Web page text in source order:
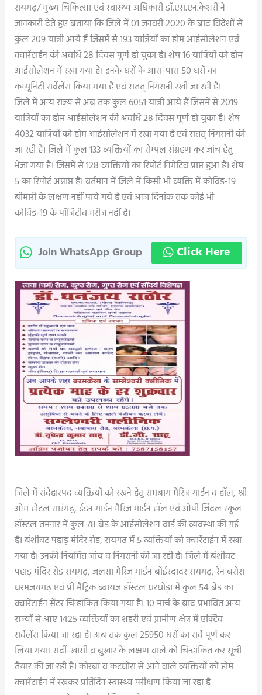
रायगढ़/ मुख्य चिकित्सा एवं स्वास्थ्य अधिकारी डॉ.एस.एन.केशरी ने
जानकारी देते हुए बताया कि जिले में 01 जनवरी 2020 के बाद विदेशों से
कुल 209 यात्री आये हैं जिसमें सेे 193 यात्रियों का होम आईसोलेशन एवं
क्वारेंटाईन की अवधि 28 दिवस पूर्ण हो चुका है। शेष 16 यात्रियों को होम
आईसोलेशन में रखा गया है। इनके घरों के आस-पास 50 घरों का
कम्यूनिटी सर्वेलेंस किया गया है एवं सतत् निगरानी रखी जा रही है।
जिले में अन्य राज्य से अब तक कुल 6051 यात्री आये हैं जिसमें से 2019
यात्रियों का होम आईसोलेशन की अवधि 28 दिवस पूर्ण हो चुका है। शेष
4032 यात्रियों को होम आईसोलेशन में रखा गया है एवं सतत् निगरानी की
जा रही है। जिले में कुल 133 व्यक्तियों का सेम्पल संग्रहण कर जांच हेतु
भेजा गया है। जिसमें से 128 व्यक्तियों का रिपोर्ट निगेटिव प्राप्त हुआ है। शेष
5 का रिपोर्ट अप्राप्त है। वर्तमान में जिले में किसी भी व्यक्ति में कोविड-19
बीमारी के लक्षण नहीं पाये गये है एवं आज दिनांक तक कोई भी
कोविड-19 के पॉजिटीव मरीज नहीं है।
Join WhatsApp Group Click Here
जिले में संदेहास्पद व्यक्तियों को रखने हेतु रामबाग मैरिज गार्डन व हॉल, श्री
ओम होटल सारंगढ़, ईडन गार्डन मैरिज गार्डन हॉल एवं ओपी जिंदल स्कूल
हॉस्टल तमनार में कुल 78 बेड के आईसोलेशन वार्ड की व्यवस्था की गई
है। बंशीवट पहाड़ मंदिर रोड, रायगढ़ में 5 व्यक्तियों को क्वारेंटाईन में रखा
गया है। उनकी नियमित जांच व निगरानी की जा रही है। जिले में बंशीवट
पहाड़ मंदिर रोड रायगढ़, जलसा मैरिज गार्डन बोईरदादर रायगढ़, रैन बसेरा
धरमजयगढ़ एवं प्री मैट्रिक ब्वायज हॉस्टल घरघोड़ा में कुल 54 बेड का
क्वारेंटाईन सेंटर चिन्हांकित किया गया है। 10 मार्च के बाद प्रभावित अन्य
राज्यों से आए 1425 व्यक्तियों का शहरी एवं ग्रामीण क्षेत्र में एक्टिव
सर्वेलेंस किया जा रहा है। अब तक कुल 25950 घरों का सर्वे पूर्ण कर
लिया गया। सर्दी-खांसी व बुखार के लक्षण वाले को चिन्हांकित कर सूची
तैयार की जा रही है। कोरबा व कटघोरा से आने वाले व्यक्तियों को होम
क्वारेंटाईन में रखकर प्रतिदिन स्वास्थ्य परीक्षण किया जा रहा है